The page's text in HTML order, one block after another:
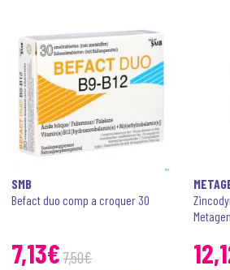
SMB
Befact duo comp a croquer 30
7,13€ 7,50€ 12,